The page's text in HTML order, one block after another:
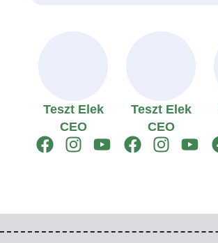
Teszt Elek
CEO
Teszt Elek
CEO